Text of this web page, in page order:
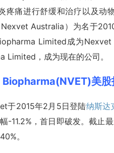
疼痛进行舒缓和治疗以及动
Australia）为名于
Limited成为
Limited，成为现在的公司。
美股
于2015年2月5日登陆纳斯达
-11.2%，首日即破发。截止
。